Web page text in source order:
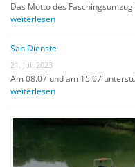
Das Motto des
weiterlesen
San Dienste
21. Juli 2023
Am 08.07 und am 15.07
weiterlesen